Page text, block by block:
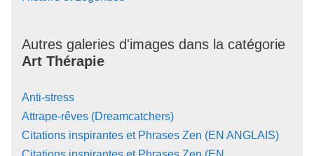
Autres galeries d'images dans la catégorie
Art Thérapie
Anti-stress
Attrape-rêves (Dreamcatchers)
Citations inspirantes et Phrases Zen (EN ANGLAIS)